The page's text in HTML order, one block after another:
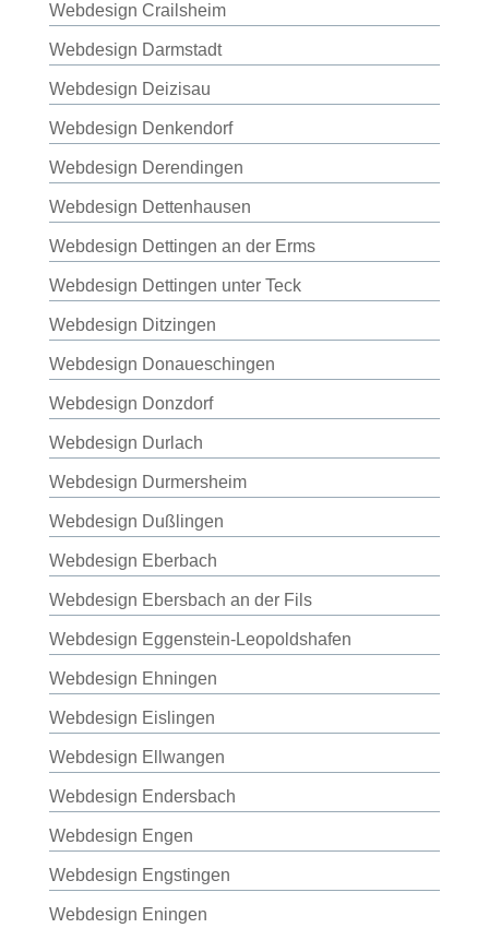
Webdesign Crailsheim
Webdesign Darmstadt
Webdesign Deizisau
Webdesign Denkendorf
Webdesign Derendingen
Webdesign Dettenhausen
Webdesign Dettingen an der Erms
Webdesign Dettingen unter Teck
Webdesign Ditzingen
Webdesign Donaueschingen
Webdesign Donzdorf
Webdesign Durlach
Webdesign Durmersheim
Webdesign Dußlingen
Webdesign Eberbach
Webdesign Ebersbach an der Fils
Webdesign Eggenstein-Leopoldshafen
Webdesign Ehningen
Webdesign Eislingen
Webdesign Ellwangen
Webdesign Endersbach
Webdesign Engen
Webdesign Engstingen
Webdesign Eningen